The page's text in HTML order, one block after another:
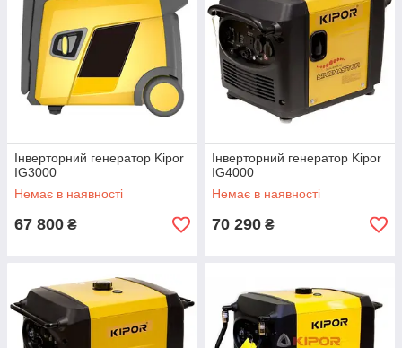
Інверторний генератор Kipor
IG3000
Немає в наявності
67 800 ₴
Інверторний генератор Kipor
IG4000
Немає в наявності
70 290 ₴